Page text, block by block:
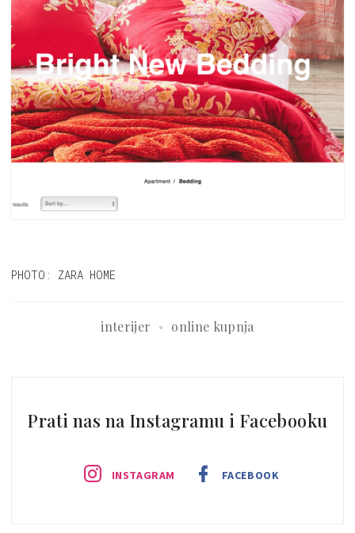
PHOTO: ZARA HOME
interijer online kupnja
Prati nas na Instagramu i Facebooku
INSTAGRAM FACEBOOK